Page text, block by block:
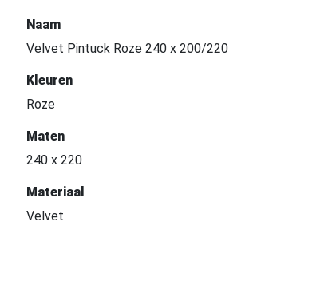
Naam
Velvet Pintuck Roze 240 x 200/220
Kleuren
Roze
Maten
240 x 220
Materiaal
Velvet